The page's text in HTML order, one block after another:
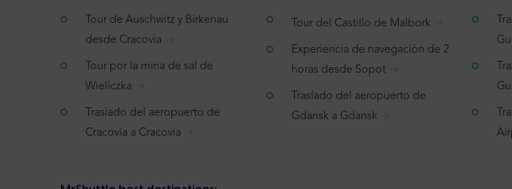
Tour de Auschwitz y Birkenau
desde Cracovia
Tour por la mina de sal de
Wieliczka
Traslado del aeropuerto de
Cracovia a Cracovia
Tour del Castillo de Malbork
Experiencia de navegación de 2
horas desde Sopot
Traslado del aeropuerto de
Gdansk a Gdansk